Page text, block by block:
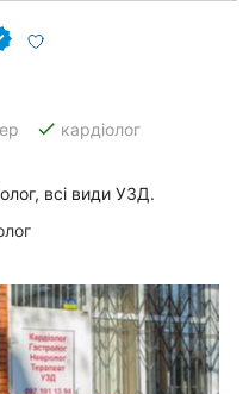
done кардіолог
всі види УЗД.